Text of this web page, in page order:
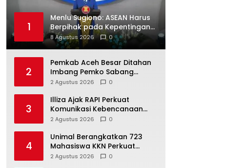
1
Menlu Sugiono: ASEAN Harus
Berpihak pada Kepentingan
Rakyat
8 Agustus 2026 0
2
Pemkab Aceh Besar Ditahan
Imbang Pemko Sabang
Tanpa Gol
2 Agustus 2026 0
3
Illiza Ajak RAPI Perkuat
Komunikasi Kebencanaan
dan Pelayanan Publik
2 Agustus 2026 0
4
Unimal Berangkatkan 723
Mahasiswa KKN Perkuat
Ekonomi Gampong Aceh
2 Agustus 2026 0